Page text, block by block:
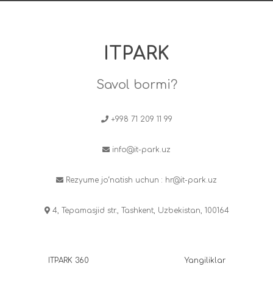
ITPARK
Savol bormi?
+998 71 209 11 99
info@it-park.uz
Rezyume jo‘natish uchun : hr@it-park.uz
4, Tepamasjid str., Tashkent, Uzbekistan, 100164
ITPARK 360 Yangiliklar